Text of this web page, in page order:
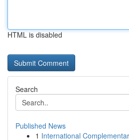
HTML is disabled
Search
Published News
1 International